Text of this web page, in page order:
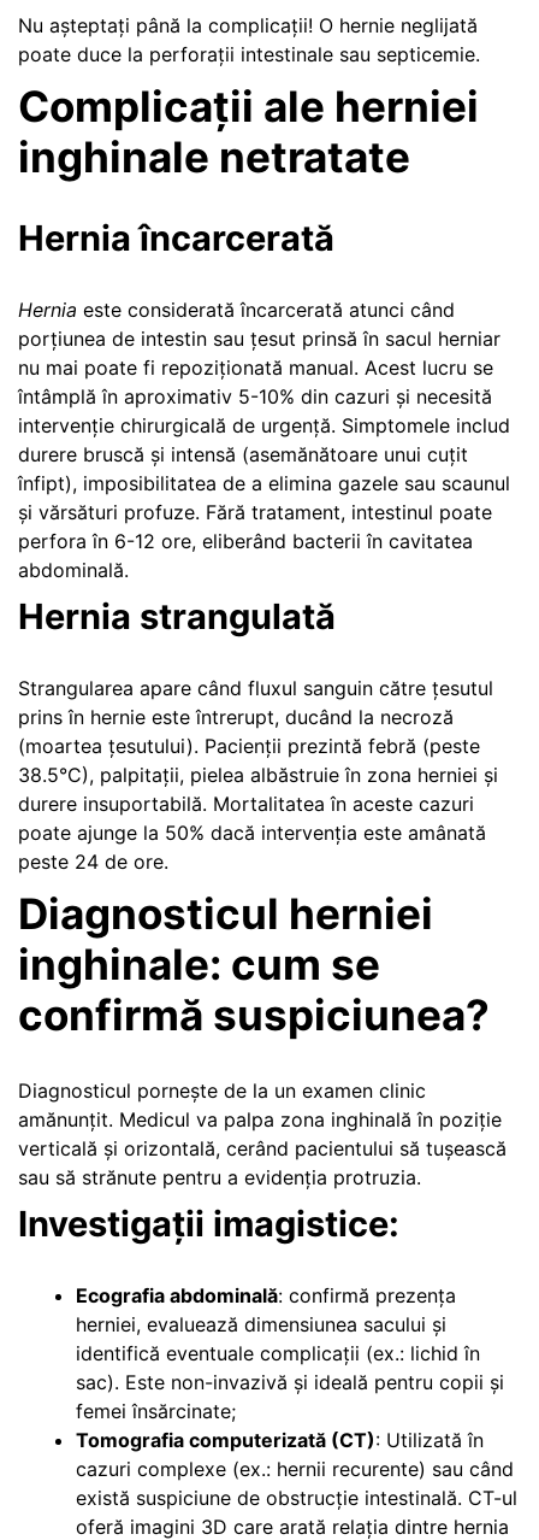
Nu așteptați până la complicații! O hernie neglijată
poate duce la perforații intestinale sau septicemie.
Complicații ale herniei
inghinale netratate
Hernia încarcerată
Hernia este considerată încarcerată atunci când
porțiunea de intestin sau țesut prinsă în sacul herniar
nu mai poate fi repoziționată manual. Acest lucru se
întâmplă în aproximativ 5-10% din cazuri și necesită
intervenție chirurgicală de urgență. Simptomele includ
durere bruscă și intensă (asemănătoare unui cuțit
înfipt), imposibilitatea de a elimina gazele sau scaunul
și vărsături profuze. Fără tratament, intestinul poate
perfora în 6-12 ore, eliberând bacterii în cavitatea
abdominală.
Hernia strangulată
Strangularea apare când fluxul sanguin către țesutul
prins în hernie este întrerupt, ducând la necroză
(moartea țesutului). Pacienții prezintă febră (peste
38.5°C), palpitații, pielea albăstruie în zona herniei și
durere insuportabilă. Mortalitatea în aceste cazuri
poate ajunge la 50% dacă intervenția este amânată
peste 24 de ore.
Diagnosticul herniei
inghinale: cum se
confirmă suspiciunea?
Diagnosticul pornește de la un examen clinic
amănunțit. Medicul va palpa zona inghinală în poziție
verticală și orizontală, cerând pacientului să tușească
sau să strănute pentru a evidenția protruzia.
Investigații imagistice:
Ecografia abdominală: confirmă prezența
herniei, evaluează dimensiunea sacului și
identifică eventuale complicații (ex.: lichid în
sac). Este non-invazivă și ideală pentru copii și
femei însărcinate;
Tomografia computerizată (CT): Utilizată în
cazuri complexe (ex.: hernii recurente) sau când
există suspiciune de obstrucție intestinală. CT-ul
oferă imagini 3D care arată relația dintre hernia